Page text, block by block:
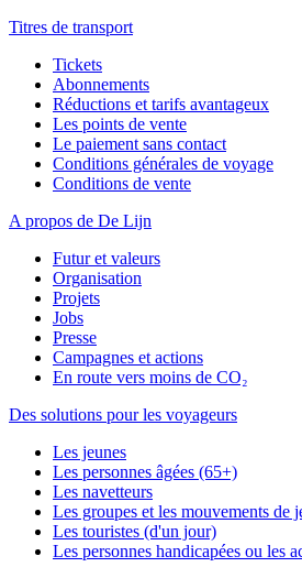
Titres de transport
Tickets
Abonnements
Réductions et tarifs avantageux
Les points de vente
Le paiement sans contact
Conditions générales de voyage
Conditions de vente
A propos de De Lijn
Futur et valeurs
Organisation
Projets
Jobs
Presse
Campagnes et actions
En route vers moins de CO₂
Des solutions pour les voyageurs
Les jeunes
Les personnes âgées (65+)
Les navetteurs
Les groupes et les mouvements de
Les touristes (d'un jour)
Les personnes handicapées ou les